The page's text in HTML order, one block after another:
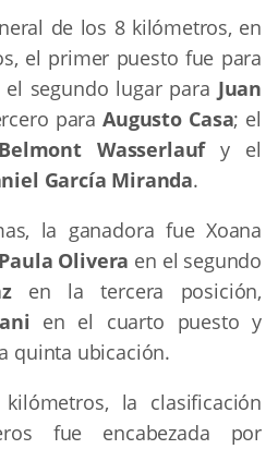
de los 8 kilómetros, en
el primer puesto fue para
el segundo lugar para Juan
paraAugusto Casa; el
Wasserlaufy el
García Miranda.
la ganadora fue Xoana
Paula Olivera en el segundo
en la tercera posición,
en el cuarto puesto y
quinta ubicación.
la clasificación
fue encabezada por